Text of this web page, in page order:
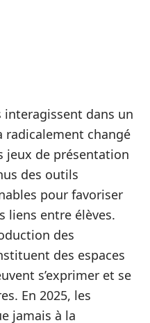
interagissent dans un
radicalement changé
jeux de présentation
des outils
pour favoriser
liens entre élèves.
des
des espaces
s’exprimer et se
En 2025, les
jamais à la